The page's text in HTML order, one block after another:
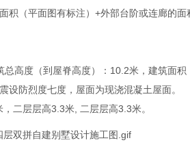
积（平面图有标注）+外部台阶或连廊的
总高度（到屋脊高度）：10.2米，建筑面
设防烈度七度，屋面为现浇混凝土屋面。
二层层高3.3米, 二层层高3.3米。